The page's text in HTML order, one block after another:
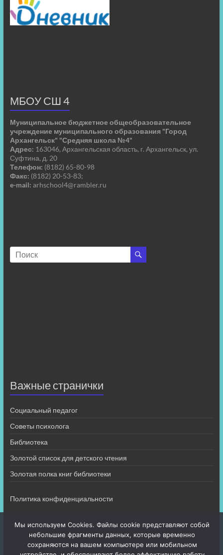
МБОУ СШ 4
Муниципальное бюджетное общеобразовательное
учреждение муниципального образования "Город
Архангельск" "Средняя школа №4"
Адрес: 163046, Архангельская область, г. Архангельск, ул.
Суфтина, д. 20
Телефон: (8182) 65-80-98
Факс: (8182) 20-53-83;
e-mail: arhschool4@rambler.ru
Важные странички
Социальный педагог
Советы психолога
Библиотека
Золотой список для детского чтения
Золотая полка книг библиотеки
Политика конфиденциальности
Мы используем Cookies. Файлы cookie представляют собой
небольшие фрагменты данных, которые временно
сохраняются на вашем компьютере или мобильном